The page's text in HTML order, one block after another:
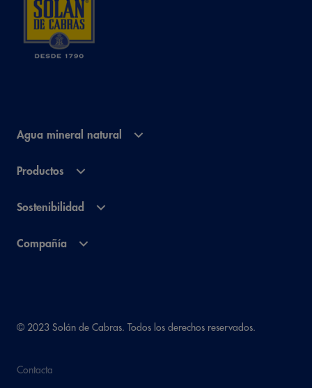
Agua mineral natural
Productos
Sostenibilidad
Compañía
© 2023 Solán de Cabras. Todos los derechos reservados.
Contacta